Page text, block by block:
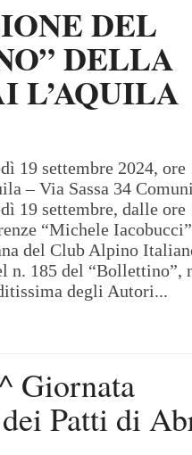
DEL
DELLA
L’AQUILA
19 settembre 2024, ore
– Via Sassa 34
19 settembre, dalle ore
“Michele
del Club Alpino
n. 185 del “Bollettino”,
degli Autori...
Giornata
Patti di